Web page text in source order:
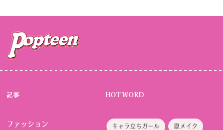
記事
ファッション
HOT WORD
キャラ立ちガール 夏メイク